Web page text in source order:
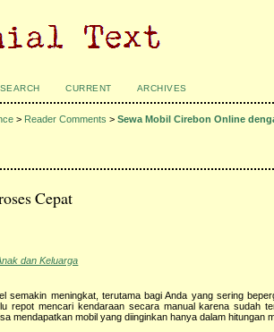
SEARCH CURRENT ARCHIVES
> Reader Comments >Sewa Mobil Cirebon Online
Cepat
dan Keluarga
semakin meningkat, terutama bagi Anda yang sering
repot mencari kendaraan secara manual karena sudah
mendapatkan mobil yang diinginkan hanya dalam